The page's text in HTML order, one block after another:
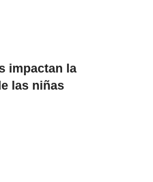
impactan la
las niñas